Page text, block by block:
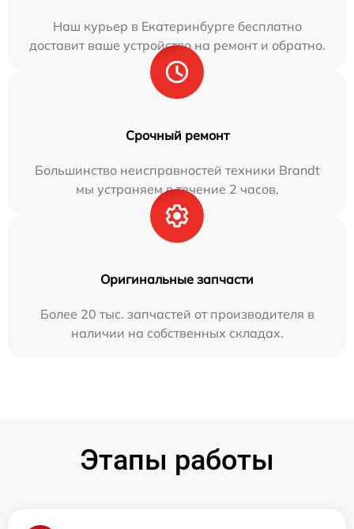
Наш курьер в Екатеринбурге бесплатно
доставит ваше устройство на ремонт и обратно.
Срочный ремонт
Большинство неисправностей техники Brandt
мы устраняем в течение 2 часов.
Оригинальные запчасти
Более 20 тыс. запчастей от производителя в
наличии на собственных складах.
Этапы работы